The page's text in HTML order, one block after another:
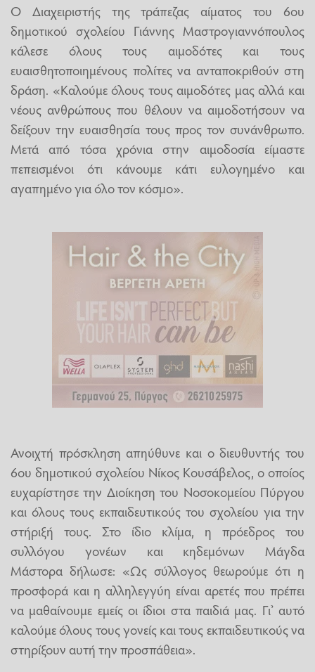
Ο Διαχειριστής της τράπεζας αίματος του 6ου
δημοτικού σχολείου Γιάννης Μαστρογιαννόπουλος
κάλεσε όλους τους αιμοδότες και τους
ευαισθητοποιημένους πολίτες να ανταποκριθούν στη
δράση. «Καλούμε όλους τους αιμοδότες μας αλλά και
νέους ανθρώπους που θέλουν να αιμοδοτήσουν να
δείξουν την ευαισθησία τους προς τον συνάνθρωπο.
Μετά από τόσα χρόνια στην αιμοδοσία είμαστε
πεπεισμένοι ότι κάνουμε κάτι ευλογημένο και
αγαπημένο για όλο τον κόσμο».
Ανοιχτή πρόσκληση απηύθυνε και ο διευθυντής του
6ου δημοτικού σχολείου Νίκος Κουσάβελος, ο οποίος
ευχαρίστησε την Διοίκηση του Νοσοκομείου Πύργου
και όλους τους εκπαιδευτικούς του σχολείου για την
στήριξή τους. Στο ίδιο κλίμα, η πρόεδρος του
συλλόγου γονέων και κηδεμόνων Μάγδα
Μάστορα δήλωσε: «Ως σύλλογος θεωρούμε ότι η
προσφορά και η αλληλεγγύη είναι αρετές που πρέπει
να μαθαίνουμε εμείς οι ίδιοι στα παιδιά μας. Γι’ αυτό
καλούμε όλους τους γονείς και τους εκπαιδευτικούς να
στηρίξουν αυτή την προσπάθεια».